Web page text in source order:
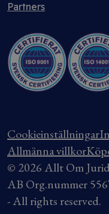
Partners
Cookieinställningar
Allmänna villkor
© 2026 Allt Om
AB Org.nummer
- All rights reserved.